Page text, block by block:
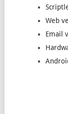
Web
Email